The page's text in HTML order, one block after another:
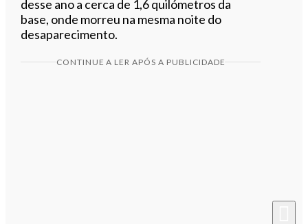
desse ano a cerca de 1,6 quilómetros da
base, onde morreu na mesma noite do
desaparecimento.
CONTINUE A LER APÓS A PUBLICIDADE